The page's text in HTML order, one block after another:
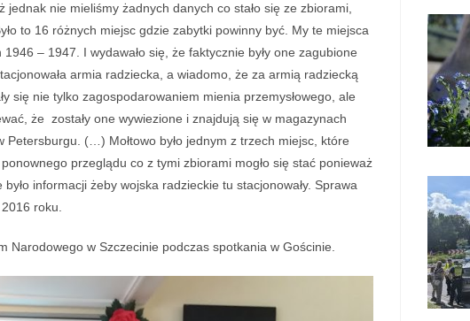
nie mieliśmy żadnych danych co stało się ze zbiorami,
to 16 różnych miejsc gdzie zabytki powinny być. My te miejsca
– 1947. I wydawało się, że faktycznie były one zagubione
armia radziecka, a wiadomo, że za armią radziecką
się nie tylko zagospodarowaniem mienia przemysłowego, ale
że zostały one wywiezione i znajdują się w magazynach
(…) Mołtowo było jednym z trzech miejsc, które
przeglądu co z tymi zbiorami mogło się stać ponieważ
informacji żeby wojska radzieckie tu stacjonowały. Sprawa
2016 roku.
Narodowego w Szczecinie podczas spotkania w Gościnie.